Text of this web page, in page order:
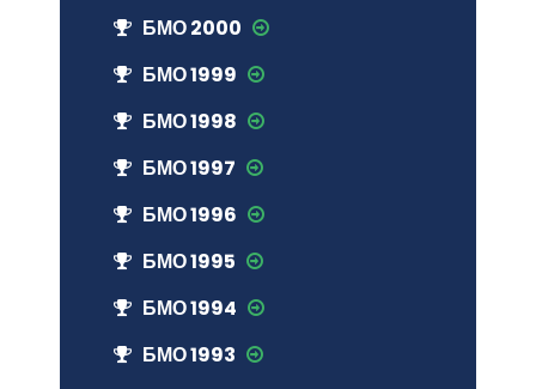
БМО 2000
БМО 1999
БМО 1998
БМО 1997
БМО 1996
БМО 1995
БМО 1994
БМО 1993